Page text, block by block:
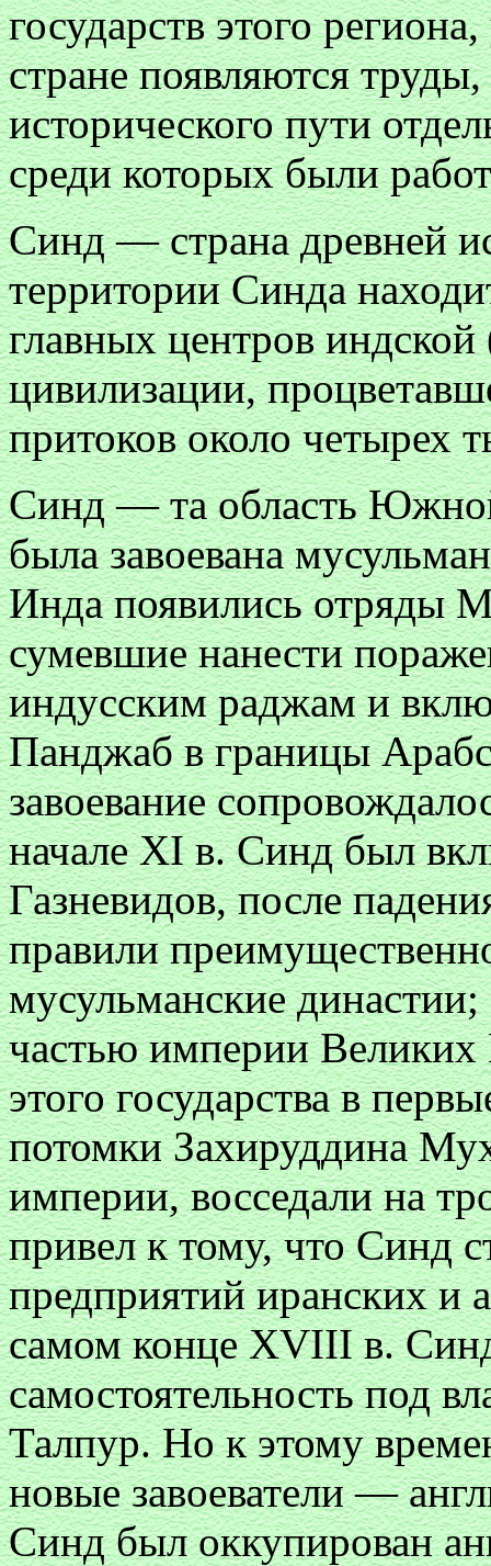
государств этого
стране появляются
исторического пути
среди которых были
Синд — страна древней
территории Синда
главных центров
цивилизации,
притоков около четырех
Синд — та область
была завоевана
Инда появились отряды
сумевшие нанести
индусским раджам и
Панджаб в границы
завоевание
начале XI в. Синд был
Газневидов, после
правили
мусульманские
частью империи Великих
этого государства в
потомки Захируддина
империи, восседали на
привел к тому, что Синд
предприятий иранских и
самом конце XVIII в.
самостоятельность под
Талпур. Но к этому
новые завоеватели —
Синд был оккупирован